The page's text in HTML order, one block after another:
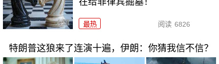
最热 阅读 6826
特朗普这狼来了连演十遍，伊朗：你猜我信不信？